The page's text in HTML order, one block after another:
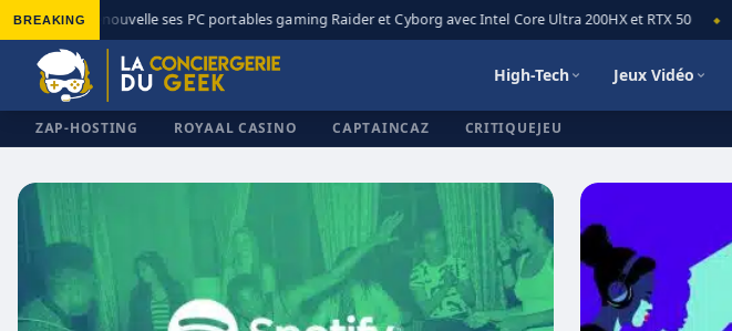
BREAKING
◆ MSI renouvelle ses PC portables gaming Raider et Cyborg avec Intel Core Ultra 200HX et RTX 50 ◆
High-Tech Jeux Vidéo
ZAP-HOSTING ROYAAL CASINO CAPTAINCAZ CRITIQUEJEU